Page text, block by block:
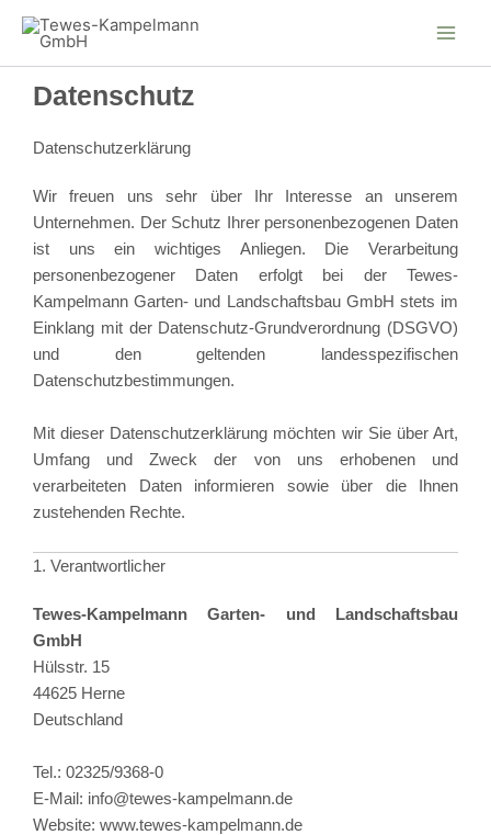
Zum
Inhalt
springen
Datenschutz
Datenschutzerklärung
Wir freuen uns sehr über Ihr Interesse an unserem
Unternehmen. Der Schutz Ihrer personenbezogenen Daten
ist uns ein wichtiges Anliegen. Die Verarbeitung
personenbezogener Daten erfolgt bei der Tewes-
Kampelmann Garten- und Landschaftsbau GmbH stets im
Einklang mit der Datenschutz-Grundverordnung (DSGVO)
und den geltenden landesspezifischen
Datenschutzbestimmungen.
Mit dieser Datenschutzerklärung möchten wir Sie über Art,
Umfang und Zweck der von uns erhobenen und
verarbeiteten Daten informieren sowie über die Ihnen
zustehenden Rechte.
1. Verantwortlicher
Tewes-Kampelmann Garten- und Landschaftsbau
GmbH
Hülsstr. 15
44625 Herne
Deutschland
Tel.: 02325/9368-0
E-Mail: info@tewes-kampelmann.de
Website: www.tewes-kampelmann.de